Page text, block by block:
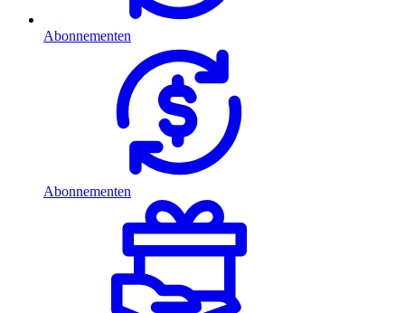
Abonnementen
Abonnementen